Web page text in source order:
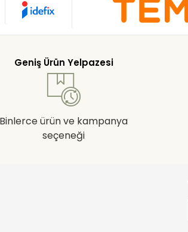
Geniş Ürün Yelpazesi
Binlerce ürün ve kampanya
seçeneği